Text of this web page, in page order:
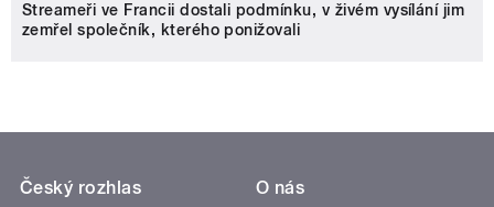
Streameři ve Francii dostali podmínku, v živém vysílání jim
zemřel společník, kterého ponižovali
Český rozhlas
O nás